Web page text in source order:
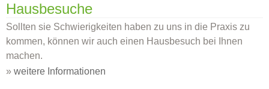
Hausbesuche
Sollten sie Schwierigkeiten haben zu uns in die Praxis zu
kommen, können wir auch einen Hausbesuch bei Ihnen
machen.
» weitere Informationen